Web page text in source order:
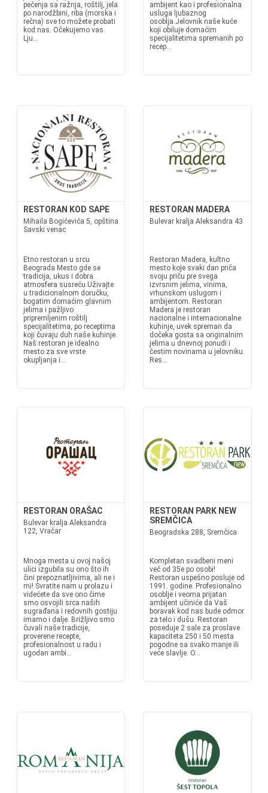
pečenja sa ražnja, roštilj, jela
po narodžbini, riba (morska i
rečna) sve to možete probati
kod nas. Očekujemo vas.
Lju...
ambijent kao i profesionalna
usluga ljubaznog
osoblja.Jelovnik naše kuće
koji obiluje domaćim
specijalitetima spremanih po
recep...
RESTORAN KOD SAPE
Mihaila Bogićevića 5, opština
Savski venac
Etno restoran u srcu
Beograda Mesto gde se
tradicija, ukus i dobra
atmosfera susreću.Uživajte
u tradicionalnom doručku,
bogatim domaćim glavnim
jelima i pažljivo
pripremljenim roštilj
specijalitetima, po receptima
koji čuvaju duh naše kuhinje.
Naš restoran je idealno
mesto za sve vrste
okupljanja i...
RESTORAN MADERA
Bulevar kralja Aleksandra 43
Restoran Madera, kultno
mesto koje svaki dan priča
svoju priču pre svega
izvrsnim jelima, vinima,
vrhunskom uslugom i
ambijentom. Restoran
Madera je restoran
nacionalne i internacionalne
kuhinje, uvek spreman da
dočeka gosta sa originalnim
jelima u dnevnoj ponudi i
čestim novinama u jelovniku.
Res...
RESTORAN ORAŠAC
Bulevar kralja Aleksandra
122, Vračar
Mnoga mesta u ovoj našoj
ulici izgubila su ono što ih
čini prepoznatljivima, ali ne i
mi! Svratite nam u prolazu i
videćete da sve ono čime
smo osvojili srca naših
sugrađana i redovnih gostiju
imamo i dalje. Brižljivo smo
čuvali naše tradicije,
proverene recepte,
profesionalnost u radu i
ugodan ambi...
RESTORAN PARK NEW
SREMČICA
Beogradska 288, Sremčica
Kompletan svadbeni meni
već od 35e po osobi!
Restoran uspešno posluje od
1991. godine. Profesionalno
osoblje i veoma prijatan
ambijent učiniće da Vaš
boravak kod nas bude odmor
za telo i dušu. Restoran
poseduje 2 sale za proslave
kapaciteta 250 i 50 mesta
pogodne sa svako manje ili
veće slavlje. O...